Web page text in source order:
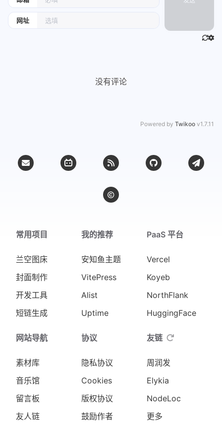
网址
没有评论
Powered by Twikoo v1.7.11
常用项目
兰空图床
封面制作
开发工具
短链生成
我的推荐
安知鱼主题
VitePress
Alist
Uptime
PaaS 平台
Vercel
Koyeb
NorthFlank
HuggingFace
网站导航
素材库
音乐馆
留言板
友人链
协议
隐私协议
Cookies
版权协议
鼓励作者
友链
周润发
Elykia
NodeLoc
更多